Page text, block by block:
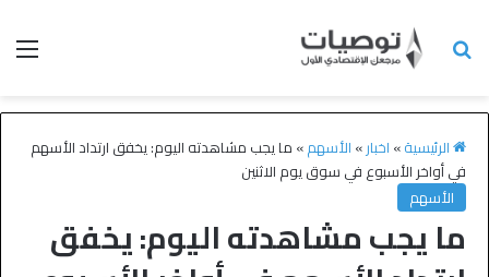
الرئيسية» اخبار» الأسهم» ما يجب مشاهدته اليوم: يخفق ارتداد الأسهم
في أواخر الأسبوع في سوق يوم الاثنين
الأسهم
ما يجب مشاهدته اليوم: يخفق